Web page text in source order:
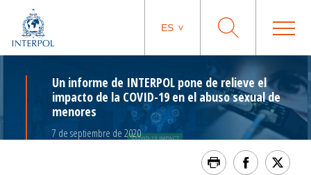
ES
Un informe de INTERPOL pone de relieve el
impacto de la COVID-19 en el abuso sexual de
menores
7 de septiembre de 2020